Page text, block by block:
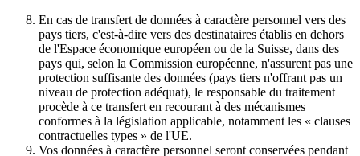
En cas de transfert de données à caractère personnel vers des
pays tiers, c'est-à-dire vers des destinataires établis en dehors
de l'Espace économique européen ou de la Suisse, dans des
pays qui, selon la Commission européenne, n'assurent pas une
protection suffisante des données (pays tiers n'offrant pas un
niveau de protection adéquat), le responsable du traitement
procède à ce transfert en recourant à des mécanismes
conformes à la législation applicable, notamment les « clauses
contractuelles types » de l'UE.
Vos données à caractère personnel seront conservées pendant